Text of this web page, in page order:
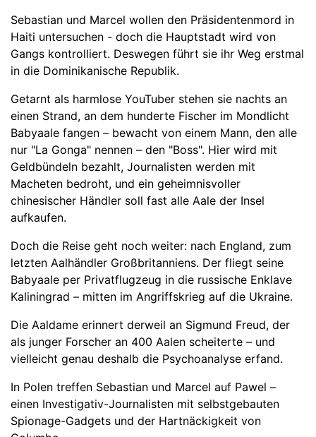
Sebastian und Marcel wollen den Präsidentenmord in
Haiti untersuchen - doch die Hauptstadt wird von
Gangs kontrolliert. Deswegen führt sie ihr Weg erstmal
in die Dominikanische Republik.
Getarnt als harmlose YouTuber stehen sie nachts an
einen Strand, an dem hunderte Fischer im Mondlicht
Babyaale fangen – bewacht von einem Mann, den alle
nur "La Gonga" nennen – den "Boss". Hier wird mit
Geldbündeln bezahlt, Journalisten werden mit
Macheten bedroht, und ein geheimnisvoller
chinesischer Händler soll fast alle Aale der Insel
aufkaufen.
Doch die Reise geht noch weiter: nach England, zum
letzten Aalhändler Großbritanniens. Der fliegt seine
Babyaale per Privatflugzeug in die russische Enklave
Kaliningrad – mitten im Angriffskrieg auf die Ukraine.
Die Aaldame erinnert derweil an Sigmund Freud, der
als junger Forscher an 400 Aalen scheiterte – und
vielleicht genau deshalb die Psychoanalyse erfand.
In Polen treffen Sebastian und Marcel auf Pawel –
einen Investigativ-Journalisten mit selbstgebauten
Spionage-Gadgets und der Hartnäckigkeit von